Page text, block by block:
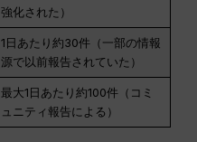
強化された）
1日あたり約30件（一部の情報
源で以前報告されていた）
最大1日あたり約100件（コミ
ュニティ報告による）